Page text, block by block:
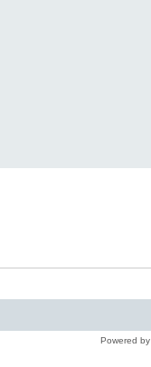
Powered